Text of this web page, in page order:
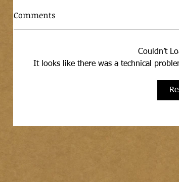
Comments
Couldn’t
It looks like there was a technical